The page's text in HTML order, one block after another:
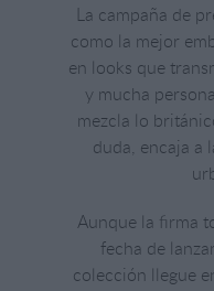
La campaña de
como la mejor
en looks que
y mucha
mezcla lo
duda, encaja a
Aunque la firma
fecha de
colección llegue